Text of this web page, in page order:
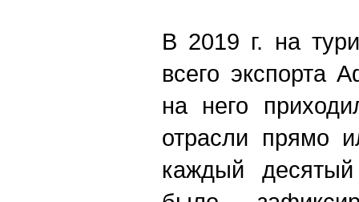
В 2019 г. на
всего экспорта
на него
отрасли прямо
каждый